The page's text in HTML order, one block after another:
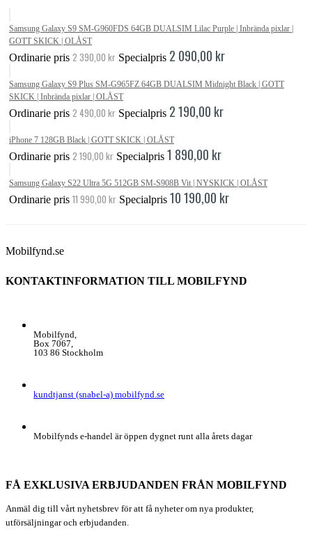
Samsung Galaxy S9 SM-G960FDS 64GB DUALSIM Lilac Purple | Inbrända pixlar |
GOTT SKICK | OLÅST
Ordinarie pris 2 390,00 kr Specialpris 2 090,00 kr
Samsung Galaxy S9 Plus SM-G965FZ 64GB DUALSIM Midnight Black | GOTT
SKICK | Inbrända pixlar | OLÅST
Ordinarie pris 2 490,00 kr Specialpris 2 190,00 kr
iPhone 7 128GB Black | GOTT SKICK | OLÅST
Ordinarie pris 2 190,00 kr Specialpris 1 890,00 kr
Samsung Galaxy S22 Ultra 5G 512GB SM-S908B Vit | NYSKICK | OLÅST
Ordinarie pris 11 990,00 kr Specialpris 10 190,00 kr
Mobilfynd.se
KONTAKTINFORMATION TILL MOBILFYND
Mobilfynd,
Box 7067,
103 86 Stockholm
kundtjanst (snabel-a) mobilfynd.se
Mobilfynds e-handel är öppen dygnet runt alla årets dagar
FÅ EXKLUSIVA ERBJUDANDEN FRÅN MOBILFYND
Anmäl dig till vårt nyhetsbrev för att få nyheter om nya produkter,
utförsäljningar och erbjudanden.